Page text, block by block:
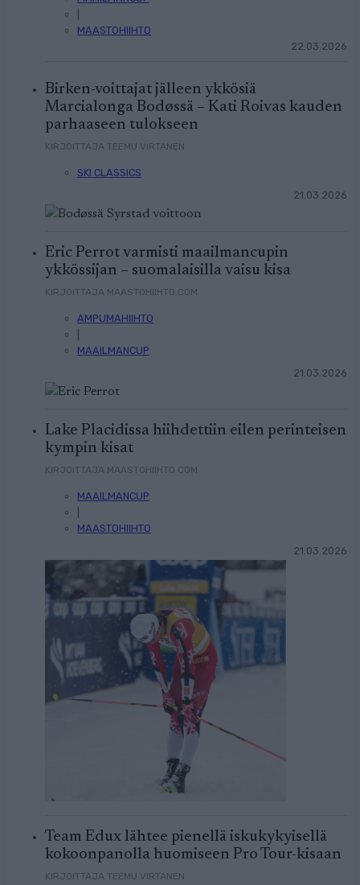
MAASTOHIIHTO
22.03.2026
Birken-voittajat jälleen ykkösiä
Marcialonga Bodøssä – Kati Roivas kauden
parhaaseen tulokseen
KIRJOITTAJA TEEMU VIRTANEN
SKI CLASSICS
21.03.2026
Eric Perrot varmisti maailmancupin
ykkössijan – suomalaisilla vaisu kisa
KIRJOITTAJA MAASTOHIIHTO.COM
AMPUMAHIIHTO
MAAILMANCUP
21.03.2026
Lake Placidissa hiihdettiin eilen perinteisen
kympin kisat
KIRJOITTAJA MAASTOHIIHTO.COM
MAAILMANCUP
MAASTOHIIHTO
21.03.2026
Team Edux lähtee pienellä iskukykyisellä
kokoonpanolla huomiseen Pro Tour-kisaan
KIRJOITTAJA TEEMU VIRTANEN